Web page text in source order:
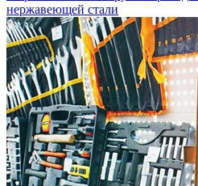
нержавеющей стали